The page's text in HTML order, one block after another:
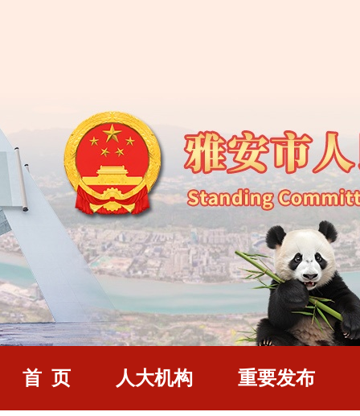
首 页 人大机构 重要发布
雅安市人大常委会办
雅安市人民代表大会
雅安市人民代表大会
雅安市第五届人民代